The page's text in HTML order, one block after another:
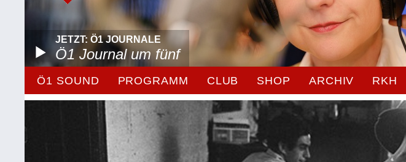
JETZT: Ö1 JOURNALE
Ö1 Journal um fünf
Ö1 SOUND PROGRAMM CLUB SHOP ARCHIV RKH